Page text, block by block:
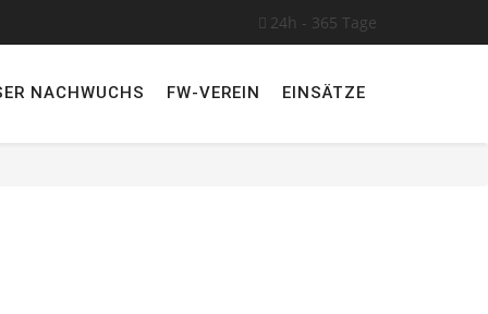
24h - 365 Tage
NACHWUCHS FW-VEREIN EINSÄTZE